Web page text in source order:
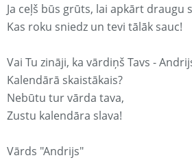
Ja ceļš būs grūts, lai apkārt draugu
Kas roku sniedz un tevi tālāk sauc!
Vai Tu zināji, ka vārdiņš Tavs -
Kalendārā skaistākais?
Nebūtu tur vārda tava,
Zustu kalendāra slava!
Vārds "Andrijs"